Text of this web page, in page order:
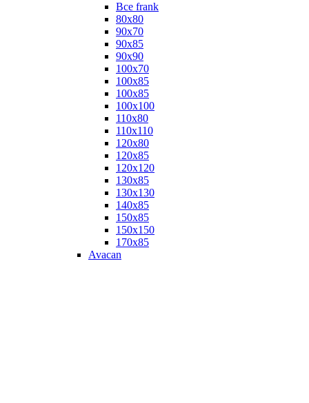
Все frank
80х80
90х70
90х85
90х90
100х70
100х85
100х85
100х100
110х80
110х110
120х80
120х85
120х120
130х85
130х130
140х85
150х85
150х150
170х85
Avacan